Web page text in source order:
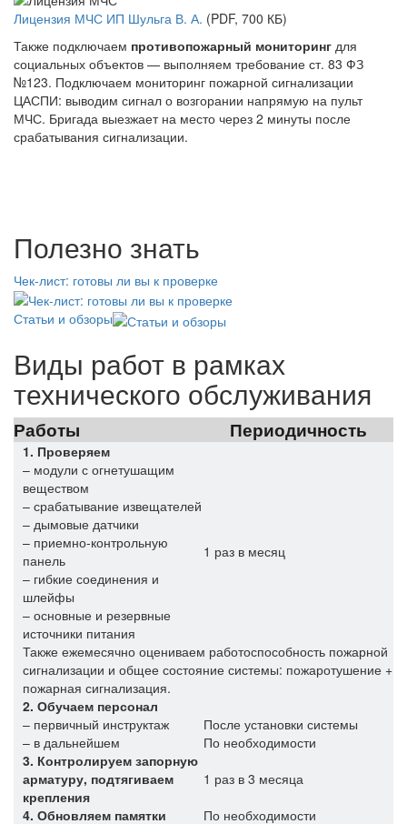
Лицензия МЧС ИП Шульга В. А. (PDF, 700 КБ)
Также подключаем противопожарный мониторинг для
социальных объектов — выполняем требование ст. 83 ФЗ
№123. Подключаем мониторинг пожарной сигнализации
ЦАСПИ: выводим сигнал о возгорании напрямую на пульт
МЧС. Бригада выезжает на место через 2 минуты после
срабатывания сигнализации.
Полезно знать
Чек-лист: готовы ли вы к проверке
Статьи и обзоры
Виды работ в рамках
технического обслуживания
Работы Периодичность
1. Проверяем
– модули с огнетушащим
веществом
1 раз в месяц
– срабатывание извещателей
– дымовые датчики
– приемно-контрольную
панель
– гибкие соединения и
шлейфы
– основные и резервные
источники питания
Также ежемесячно оцениваем работоспособность пожарной
сигнализации и общее состояние системы: пожаротушение +
пожарная сигнализация.
2. Обучаем персонал
– первичный инструктаж
После установки системы
– в дальнейшем
По необходимости
3. Контролируем запорную
арматуру, подтягиваем
крепления
1 раз в 3 месяца
4. Обновляем памятки
По необходимости